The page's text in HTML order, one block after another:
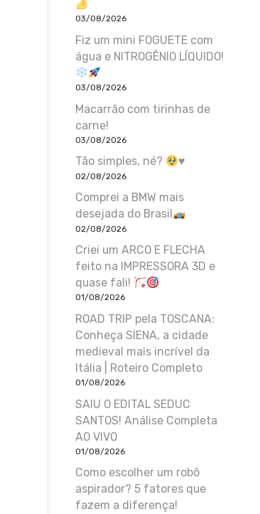
03/08/2026
Fiz um mini FOGUETE com
água e NITROGÊNIO LÍQUIDO!
03/08/2026
Macarrão com tirinhas de
carne!
03/08/2026
Tão simples, né? ♥️
02/08/2026
Comprei a BMW mais
desejada do Brasil
02/08/2026
Criei um ARCO E FLECHA
feito na IMPRESSORA 3D e
quase fali!
01/08/2026
ROAD TRIP pela TOSCANA:
Conheça SIENA, a cidade
medieval mais incrível da
Itália | Roteiro Completo
01/08/2026
SAIU O EDITAL SEDUC
SANTOS! Análise Completa
AO VIVO
01/08/2026
Como escolher um robô
aspirador? 5 fatores que
fazem a diferença!